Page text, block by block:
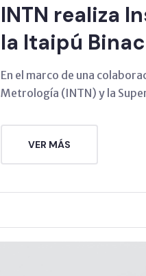
INTN realiza
la Itaipú
En el marco de una
Metrología (INTN) y la
VER MÁS